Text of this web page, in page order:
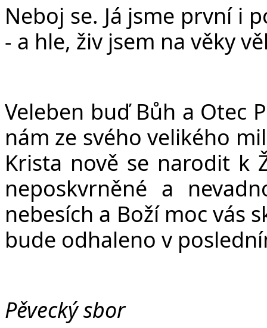
Neboj se. Já jsme první i
- a hle, živ jsem na věky
Veleben buď Bůh a Otec
nám ze svého velikého
Krista nově se narodit k
neposkvrněné a
nebesích a Boží moc vás
bude odhaleno v
Pěvecký sbor